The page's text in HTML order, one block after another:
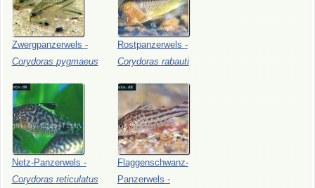
Zwergpanzerwels -
Corydoras pygmaeus
Rostpanzerwels -
Corydoras rabauti
Netz-Panzerwels -
Corydoras reticulatus
Flaggenschwanz-
Panzerwels -